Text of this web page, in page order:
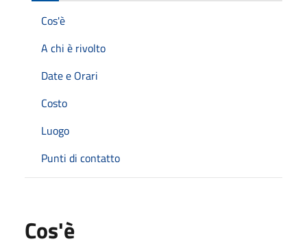
Cos'è
A chi è rivolto
Date e Orari
Costo
Luogo
Punti di contatto
Cos'è